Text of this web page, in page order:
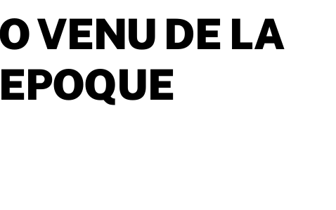
VENU DE LA